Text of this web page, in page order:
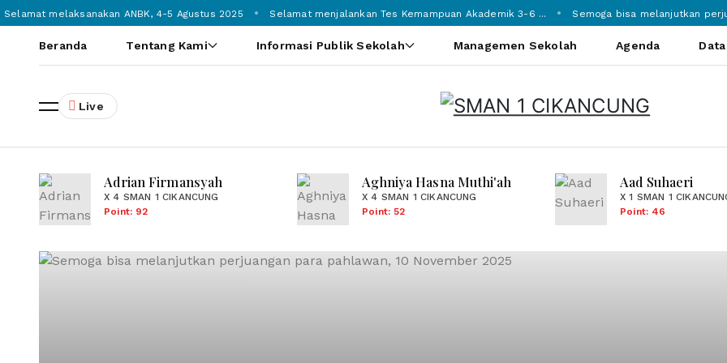
melaksanakan ANBK, 4-5 Agustus 2025 Selamat menjalankan Tes Kemampuan Akademik 3-6 ... Semoga bisa melanjutkan
Beranda Tentang Kami Informasi Publik Sekolah Managemen Sekolah Agenda
Live
Adrian Firmansyah
X 4 SMAN 1 CIKANCUNG
Point: 92
Aghniya Hasna Muthi'ah
X 4 SMAN 1 CIKANCUNG
Point: 52
Aad Suhaeri
X 1 SMAN 1
Point: 46